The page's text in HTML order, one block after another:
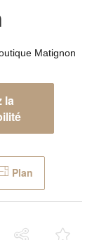
Matignon
la
Plan